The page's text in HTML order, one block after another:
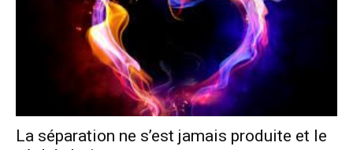
La séparation ne s’est jamais produite et le